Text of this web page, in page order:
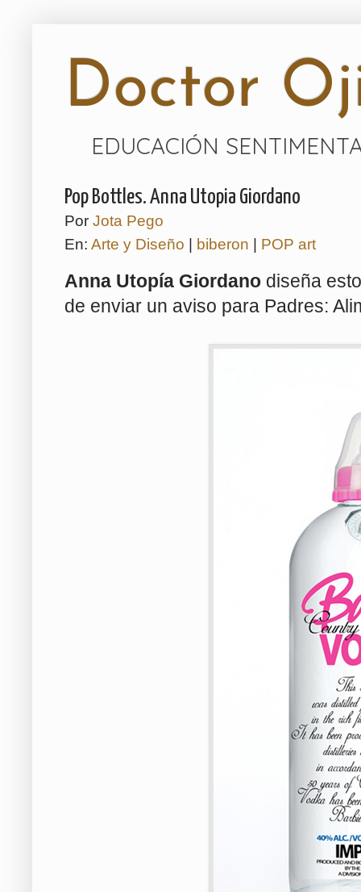
Doctor
EDUCACIÓN
Pop Bottles. Anna Utopia Giordano
Por Jota Pego
En: Arte y Diseño biberon POP art
Anna Utopía Giordano diseña
de enviar un aviso para Padres: